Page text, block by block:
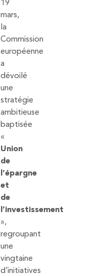
19
mars,
la
Commission
européenne
a
dévoilé
une
stratégie
ambitieuse
baptisée
«
Union
de
l’épargne
et
de
l’investissement
»,
regroupant
une
vingtaine
d’initiatives